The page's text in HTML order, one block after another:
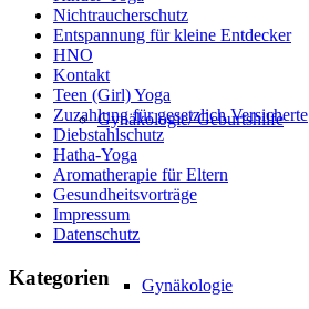
Gynäkologie/ Geburtshilfe
Gynäkologie
Nichtraucherschutz
Entspannung für kleine Entdecker
HNO
Kontakt
Teen (Girl) Yoga
Zuzahlung für gesetzlich Versicherte
Diebstahlschutz
Hatha-Yoga
Aromatherapie für Eltern
Gesundheitsvorträge
Impressum
Datenschutz
Kategorien